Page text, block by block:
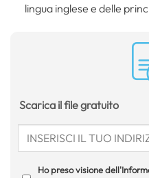
lingua inglese e delle
Scarica il file gratuito
Ho preso visione